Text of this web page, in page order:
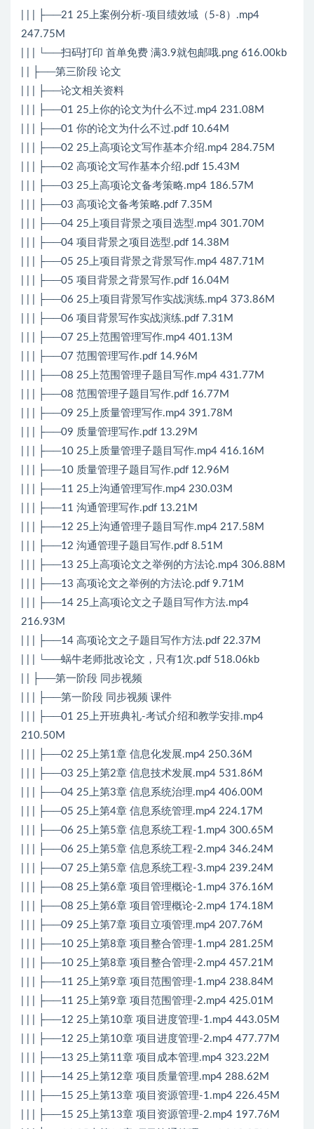
| | | ├──21 25上案例分析-项目绩效域（5-8）.mp4
247.75M
| | | └──扫码打印 首单免费 满3.9就包邮哦.png 616.00kb
| | ├──第三阶段 论文
| | | ├──论文相关资料
| | | ├──01 25上你的论文为什么不过.mp4 231.08M
| | | ├──01 你的论文为什么不过.pdf 10.64M
| | | ├──02 25上高项论文写作基本介绍.mp4 284.75M
| | | ├──02 高项论文写作基本介绍.pdf 15.43M
| | | ├──03 25上高项论文备考策略.mp4 186.57M
| | | ├──03 高项论文备考策略.pdf 7.35M
| | | ├──04 25上项目背景之项目选型.mp4 301.70M
| | | ├──04 项目背景之项目选型.pdf 14.38M
| | | ├──05 25上项目背景之背景写作.mp4 487.71M
| | | ├──05 项目背景之背景写作.pdf 16.04M
| | | ├──06 25上项目背景写作实战演练.mp4 373.86M
| | | ├──06 项目背景写作实战演练.pdf 7.31M
| | | ├──07 25上范围管理写作.mp4 401.13M
| | | ├──07 范围管理写作.pdf 14.96M
| | | ├──08 25上范围管理子题目写作.mp4 431.77M
| | | ├──08 范围管理子题目写作.pdf 16.77M
| | | ├──09 25上质量管理写作.mp4 391.78M
| | | ├──09 质量管理写作.pdf 13.29M
| | | ├──10 25上质量管理子题目写作.mp4 416.16M
| | | ├──10 质量管理子题目写作.pdf 12.96M
| | | ├──11 25上沟通管理写作.mp4 230.03M
| | | ├──11 沟通管理写作.pdf 13.21M
| | | ├──12 25上沟通管理子题目写作.mp4 217.58M
| | | ├──12 沟通管理子题目写作.pdf 8.51M
| | | ├──13 25上高项论文之举例的方法论.mp4 306.88M
| | | ├──13 高项论文之举例的方法论.pdf 9.71M
| | | ├──14 25上高项论文之子题目写作方法.mp4
216.93M
| | | ├──14 高项论文之子题目写作方法.pdf 22.37M
| | | └──蜗牛老师批改论文，只有1次.pdf 518.06kb
| | ├──第一阶段 同步视频
| | | ├──第一阶段 同步视频 课件
| | | ├──01 25上开班典礼-考试介绍和教学安排.mp4
210.50M
| | | ├──02 25上第1章 信息化发展.mp4 250.36M
| | | ├──03 25上第2章 信息技术发展.mp4 531.86M
| | | ├──04 25上第3章 信息系统治理.mp4 406.00M
| | | ├──05 25上第4章 信息系统管理.mp4 224.17M
| | | ├──06 25上第5章 信息系统工程-1.mp4 300.65M
| | | ├──06 25上第5章 信息系统工程-2.mp4 346.24M
| | | ├──07 25上第5章 信息系统工程-3.mp4 239.24M
| | | ├──08 25上第6章 项目管理概论-1.mp4 376.16M
| | | ├──08 25上第6章 项目管理概论-2.mp4 174.18M
| | | ├──09 25上第7章 项目立项管理.mp4 207.76M
| | | ├──10 25上第8章 项目整合管理-1.mp4 281.25M
| | | ├──10 25上第8章 项目整合管理-2.mp4 457.21M
| | | ├──11 25上第9章 项目范围管理-1.mp4 238.84M
| | | ├──11 25上第9章 项目范围管理-2.mp4 425.01M
| | | ├──12 25上第10章 项目进度管理-1.mp4 443.05M
| | | ├──12 25上第10章 项目进度管理-2.mp4 477.77M
| | | ├──13 25上第11章 项目成本管理.mp4 323.22M
| | | ├──14 25上第12章 项目质量管理.mp4 288.62M
| | | ├──15 25上第13章 项目资源管理-1.mp4 226.45M
| | | ├──15 25上第13章 项目资源管理-2.mp4 197.76M